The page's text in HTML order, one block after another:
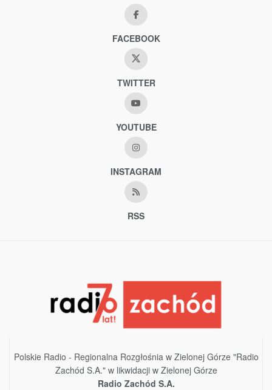
FACEBOOK
TWITTER
YOUTUBE
INSTAGRAM
RSS
Polskie Radio - Regionalna Rozgłośnia w Zielonej Górze "Radio
Zachód S.A." w likwidacji w Zielonej Górze
Radio Zachód S.A.